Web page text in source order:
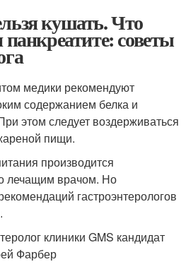
кушать. Что
панкреатите: советы
медики рекомендуют
содержанием белка и
этом следует воздерживаться
пищи.
производится
лечащим врачом. Но
гастроэнтерологов
клиники GMS кандидат
Фарбер